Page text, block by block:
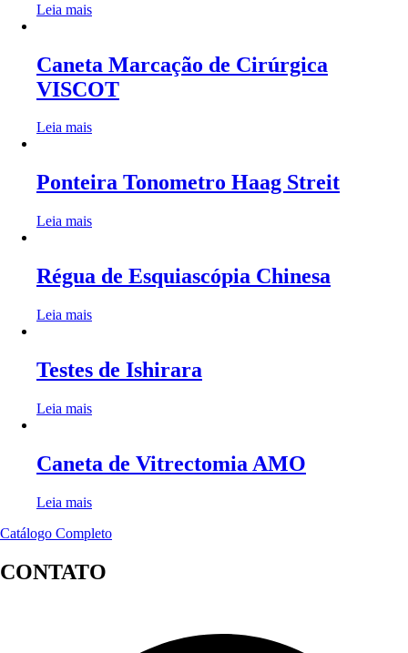
Leia mais
Caneta Marcação de Cirúrgica
VISCOT
Leia mais
Ponteira Tonometro Haag Streit
Leia mais
Régua de Esquiascópia Chinesa
Leia mais
Testes de Ishirara
Leia mais
Caneta de Vitrectomia AMO
Leia mais
Catálogo Completo
CONTATO